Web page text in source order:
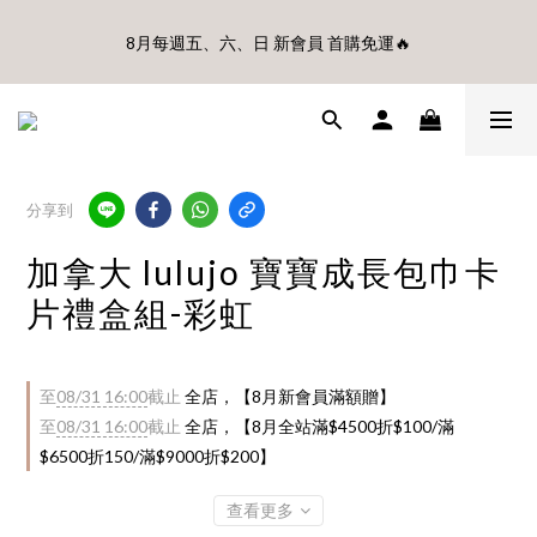
Disney輕量摺疊椅(不累贈)🎊
8月每週五、六、日 新會員 首購免運🔥
🎊8月底前、首購滿$3500贈UBMOM透明防水提袋 滿$6500贈
分享到
加拿大 lulujo 寶寶成長包巾卡
片禮盒組-彩虹
至08/31 16:00截止 全店，【8月新會員滿額贈】
至08/31 16:00截止 全店，【8月全站滿$4500折$100/滿
$6500折150/滿$9000折$200】
查看更多